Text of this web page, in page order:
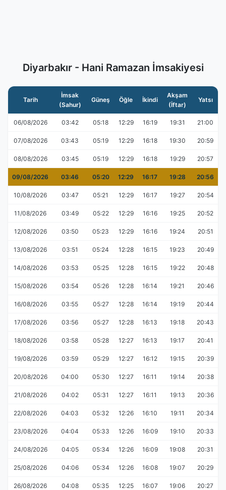
Diyarbakır - Hani Ramazan İmsakiyesi
Tarih
İmsak
(Sahur)
Güneş Öğle İkindi
Akşam
(İftar)
Yatsı
06/08/2026 03:42 05:18 12:29 16:19 19:31 21:00
07/08/2026 03:43 05:19 12:29 16:18 19:30 20:59
08/08/2026 03:45 05:19 12:29 16:18 19:29 20:57
09/08/2026 03:46 05:20 12:29 16:17 19:28 20:56
10/08/2026 03:47 05:21 12:29 16:17 19:27 20:54
11/08/2026 03:49 05:22 12:29 16:16 19:25 20:52
12/08/2026 03:50 05:23 12:29 16:16 19:24 20:51
13/08/2026 03:51 05:24 12:28 16:15 19:23 20:49
14/08/2026 03:53 05:25 12:28 16:15 19:22 20:48
15/08/2026 03:54 05:26 12:28 16:14 19:21 20:46
16/08/2026 03:55 05:27 12:28 16:14 19:19 20:44
17/08/2026 03:56 05:27 12:28 16:13 19:18 20:43
18/08/2026 03:58 05:28 12:27 16:13 19:17 20:41
19/08/2026 03:59 05:29 12:27 16:12 19:15 20:39
20/08/2026 04:00 05:30 12:27 16:11 19:14 20:38
21/08/2026 04:02 05:31 12:27 16:11 19:13 20:36
22/08/2026 04:03 05:32 12:26 16:10 19:11 20:34
23/08/2026 04:04 05:33 12:26 16:09 19:10 20:33
24/08/2026 04:05 05:34 12:26 16:09 19:08 20:31
25/08/2026 04:06 05:34 12:26 16:08 19:07 20:29
26/08/2026 04:08 05:35 12:25 16:07 19:06 20:27